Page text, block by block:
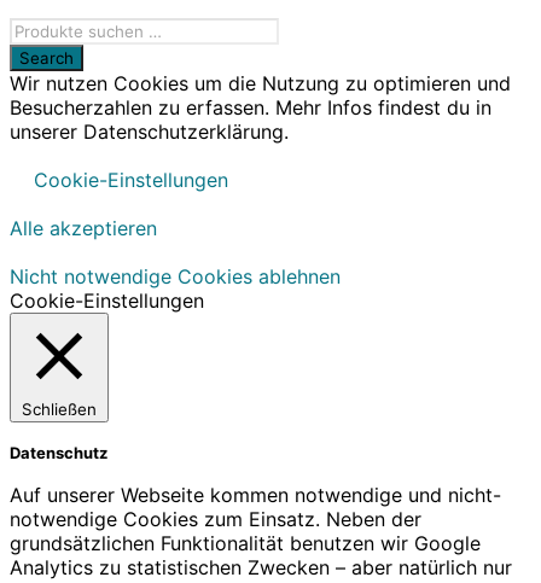
Wir nutzen Cookies um die Nutzung zu optimieren und
Besucherzahlen zu erfassen. Mehr Infos findest du in
unserer Datenschutzerklärung.
Cookie-Einstellungen
Alle akzeptieren
Nicht notwendige Cookies ablehnen
Cookie-Einstellungen
Schließen
Datenschutz
Auf unserer Webseite kommen notwendige und nicht-
notwendige Cookies zum Einsatz. Neben der
grundsätzlichen Funktionalität benutzen wir Google
Analytics zu statistischen Zwecken – aber natürlich nur